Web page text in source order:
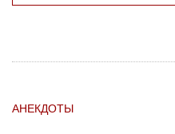
АНЕКДОТЫ